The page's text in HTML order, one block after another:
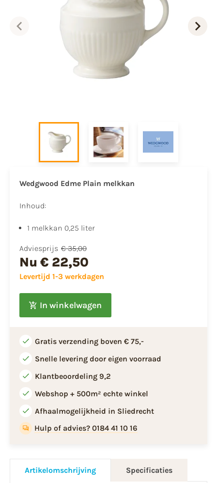
Wedgwood Edme Plain melkkan
Inhoud:
1 melkkan 0,25 liter
Adviesprijs € 35,00
Nu € 22,50
Levertijd 1-3 werkdagen
In winkelwagen
Gratis verzending boven € 75,-
Snelle levering door eigen voorraad
Klantbeoordeling 9,2
Webshop + 500m² echte winkel
Afhaalmogelijkheid in Sliedrecht
Hulp of advies? 0184 41 10 16
Artikelomschrijving Specificaties